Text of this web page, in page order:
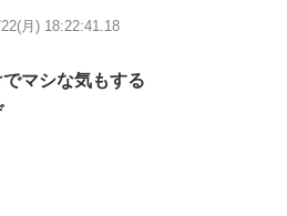
月) 18:22:41.18
マシな気もする